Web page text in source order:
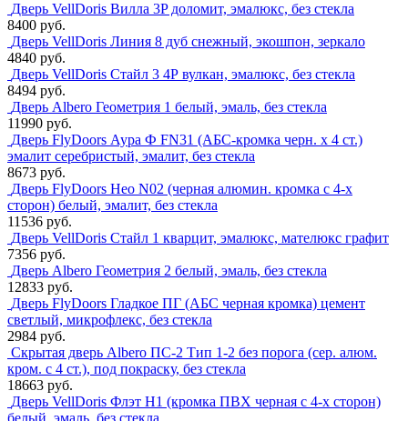
Дверь VellDoris Вилла 3P доломит, эмалюкс, без стекла
8400 руб.
Дверь VellDoris Линия 8 дуб снежный, экошпон, зеркало
4840 руб.
Дверь VellDoris Стайл 3 4Р вулкан, эмалюкс, без стекла
8494 руб.
Дверь Albero Геометрия 1 белый, эмаль, без стекла
11990 руб.
Дверь FlyDoors Аура Ф FN31 (АБС-кромка черн. х 4 ст.)
эмалит серебристый, эмалит, без стекла
8673 руб.
Дверь FlyDoors Нео N02 (черная алюмин. кромка с 4-х
сторон) белый, эмалит, без стекла
11536 руб.
Дверь VellDoris Стайл 1 кварцит, эмалюкс, мателюкс графит
7356 руб.
Дверь Albero Геометрия 2 белый, эмаль, без стекла
12833 руб.
Дверь FlyDoors Гладкое ПГ (АБС черная кромка) цемент
светлый, микрофлекс, без стекла
2984 руб.
Скрытая дверь Albero ПС-2 Тип 1-2 без порога (сер. алюм.
кром. с 4 ст.), под покраску, без стекла
18663 руб.
Дверь VellDoris Флэт H1 (кромка ПВХ черная с 4-х сторон)